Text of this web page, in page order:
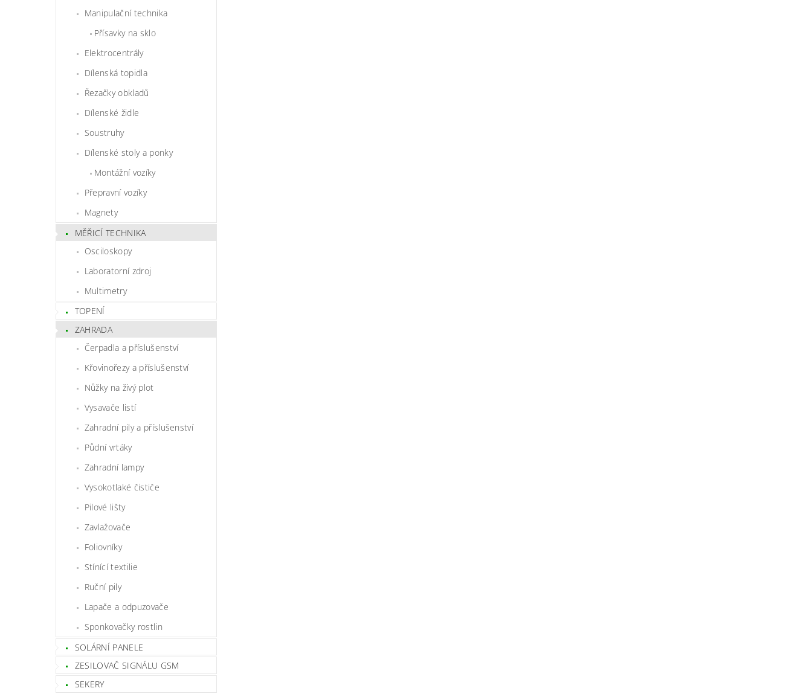
Manipulační technika
Přísavky na sklo
Elektrocentrály
Dílenská topidla
Řezačky obkladů
Dílenské židle
Soustruhy
Dílenské stoly a ponky
Montážní vozíky
Přepravní vozíky
Magnety
MĚŘICÍ TECHNIKA
Osciloskopy
Laboratorní zdroj
Multimetry
TOPENÍ
ZAHRADA
Čerpadla a příslušenství
Křovinořezy a příslušenství
Nůžky na živý plot
Vysavače listí
Zahradní pily a příslušenství
Půdní vrtáky
Zahradní lampy
Vysokotlaké čističe
Pilové lišty
Zavlažovače
Foliovníky
Stínící textilie
Ruční pily
Lapače a odpuzovače
Sponkovačky rostlin
SOLÁRNÍ PANELE
ZESILOVAČ SIGNÁLU GSM
SEKERY